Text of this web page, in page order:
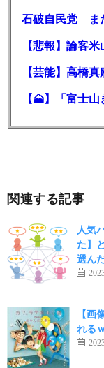
石破自民党 ま
関連する記事
人気
た】
選ん
【画
れる